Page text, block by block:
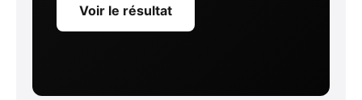
Voir le résultat